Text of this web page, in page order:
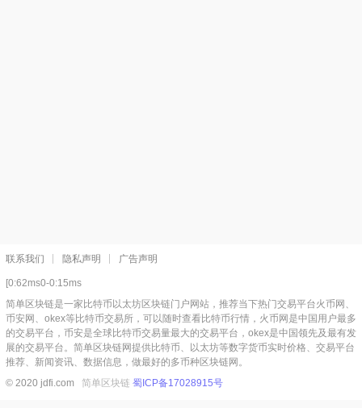
联系我们 隐私声明 广告声明
[0:62ms0-0:15ms
简单区块链是一家比特币以太坊区块链门户网站，推荐当下热门交易平台火币网、
币安网、okex等比特币交易所，可以随时查看比特币行情，火币网是中国用户最多
的交易平台，币安是全球比特币交易量最大的交易平台，okex是中国领先及最有发
展的交易平台。简单区块链网提供比特币、以太坊等数字货币实时价格、交易平台
推荐、新闻资讯、数据信息，做最好的多币种区块链网。
© 2020 jdfi.com 简单区块链 蜀ICP备17028915号